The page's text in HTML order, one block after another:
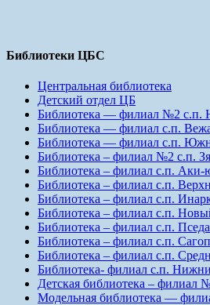
Библиотеки ЦБС
Центральная библиотека
Детский отдел ЦБ
Библиотека — филиал №2 с.п.
Библиотека — филиал с.п.
Библиотека — филиал с.п.
Библиотека – филиал №2 с.п.
Библиотека – филиал с.п. Аки-
Библиотека – филиал с.п.
Библиотека – филиал с.п.
Библиотека – филиал с.п.
Библиотека – филиал с.п.
Библиотека – филиал с.п.
Библиотека – филиал с.п.
Библиотека- филиал с.п.
Детская библиотека – филиал
Модельная библиотека —